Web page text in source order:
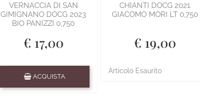
VERNACCIA DI SAN
GIMIGNANO DOCG 2023
BIO PANIZZI 0,750
€ 17,00
ACQUISTA
CHIANTI DOCG 2021
GIACOMO MORI LT 0,750
€ 19,00
Articolo Esaurito